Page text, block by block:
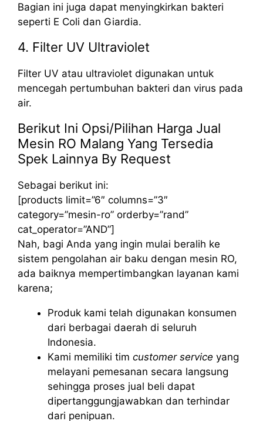
Bagian ini juga dapat menyingkirkan bakteri
seperti E Coli dan Giardia.
4. Filter UV Ultraviolet
Filter UV atau ultraviolet digunakan untuk
mencegah pertumbuhan bakteri dan virus pada
air.
Berikut Ini Opsi/Pilihan Harga Jual
Mesin RO Malang Yang Tersedia
Spek Lainnya By Request
Sebagai berikut ini:
[products limit=”6″ columns=”3″
category=”mesin-ro” orderby=”rand”
cat_operator=”AND”]
Nah, bagi Anda yang ingin mulai beralih ke
sistem pengolahan air baku dengan mesin RO,
ada baiknya mempertimbangkan layanan kami
karena;
Produk kami telah digunakan konsumen
dari berbagai daerah di seluruh
Indonesia.
Kami memiliki tim customer service yang
melayani pemesanan secara langsung
sehingga proses jual beli dapat
dipertanggungjawabkan dan terhindar
dari penipuan.